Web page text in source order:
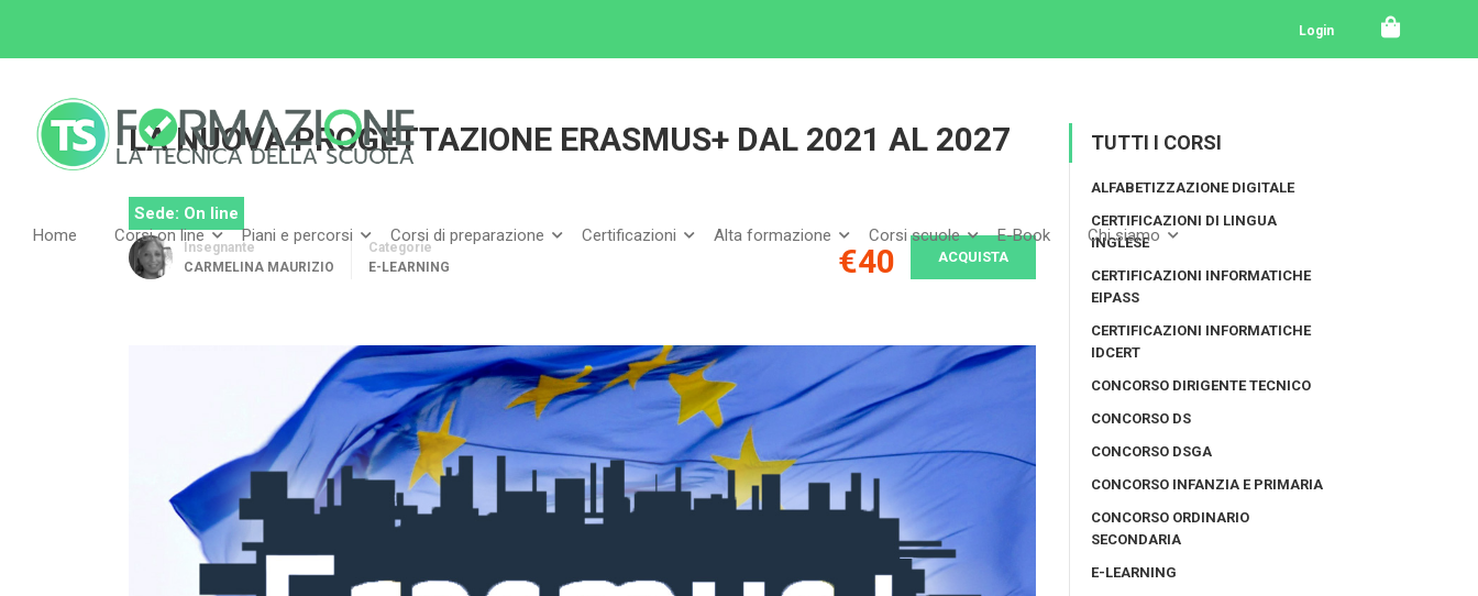
Login
Home Corsi on line Piani e percorsi Corsi di preparazione Certificazioni Alta formazione Corsi scuole E-Book Chi siamo
LA NUOVA PROGETTAZIONE ERASMUS+ DAL 2021 AL 2027
Sede: On line
Insegnante
CARMELINA MAURIZIO
Categorie
E-LEARNING
€40 ACQUISTA
TUTTI I CORSI
ALFABETIZZAZIONE DIGITALE
CERTIFICAZIONI DI LINGUA
INGLESE
CERTIFICAZIONI INFORMATICHE
EIPASS
CERTIFICAZIONI INFORMATICHE
IDCERT
CONCORSO DIRIGENTE TECNICO
CONCORSO DS
CONCORSO DSGA
CONCORSO INFANZIA E PRIMARIA
CONCORSO ORDINARIO
SECONDARIA
E-LEARNING